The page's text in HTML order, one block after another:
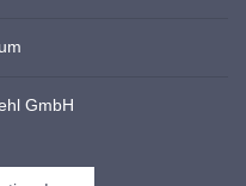
GmbH